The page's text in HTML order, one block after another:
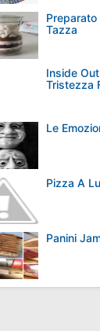
Preparato
Tazza
Inside
Tristezza
Le
Pizza A
Panini